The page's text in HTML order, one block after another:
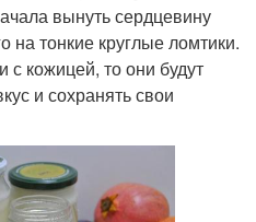
вынуть сердцевину
на тонкие круглые ломтики.
с кожицей, то они будут
и сохранять свои